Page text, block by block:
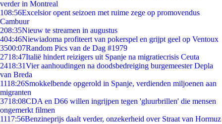
verder in Montreal
108:56Excelsior opent seizoen met ruime zege op promovendus
Cambuur
208:35Nieuw te streamen in augustus
404:46Niewiadoma profiteert van pokerspel en grijpt geel op Ventoux
3500:07Random Pics van de Dag #1979
2718:47Italië hindert reizigers uit Spanje na migratiecrisis Ceuta
2418:31Vier aanhoudingen na doodsbedreiging burgemeester Depla
van Breda
1118:26Smokkelbende opgerold in Spanje, verdienden miljoenen aan
migranten
3718:08CDA en D66 willen ingrijpen tegen 'gluurbrillen' die mensen
ongemerkt filmen
1117:56Benzineprijs daalt verder, onzekerheid over Straat van Hormuz